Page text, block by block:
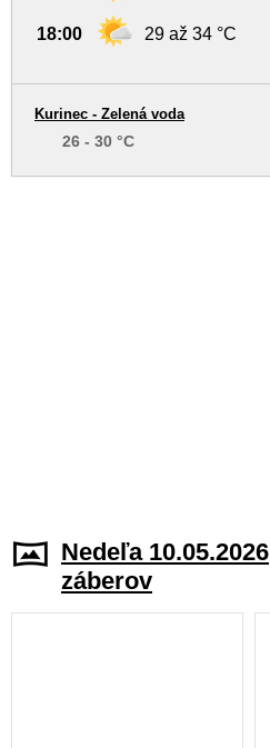
18:00 29 až 34 °C
Kurinec - Zelená voda
26 - 30 °C
Nedeľa 10.05.2026
záberov